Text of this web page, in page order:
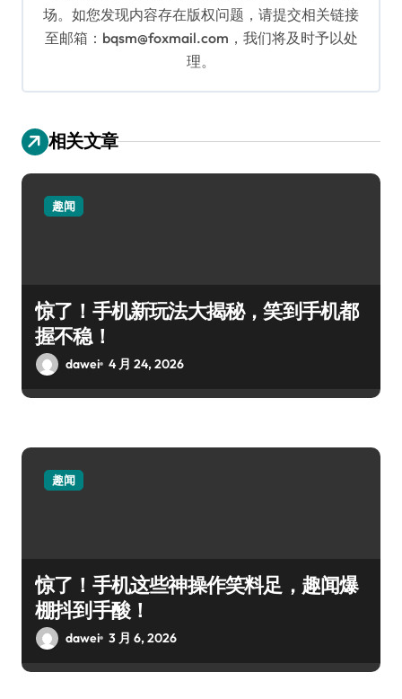
场。如您发现内容存在版权问题，请提交相关链接
至邮箱：bqsm@foxmail.com，我们将及时予以处
理。
相关文章
趣闻
惊了！手机新玩法大揭秘，笑到手机都
握不稳！
dawei 4 月 24, 2026
趣闻
惊了！手机这些神操作笑料足，趣闻爆
棚抖到手酸！
dawei 3 月 6, 2026